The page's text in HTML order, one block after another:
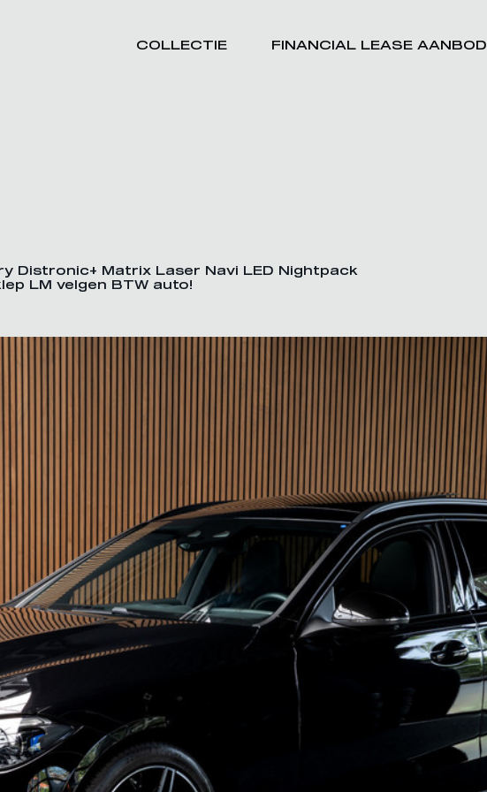
COLLECTIE FINANCIAL LEASE AANBOD
Distronic+ Matrix Laser Navi LED Nightpack
LM velgen BTW auto!